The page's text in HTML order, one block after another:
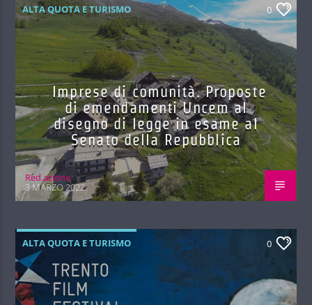
ALTA QUOTA E TURISMO 0
Imprese di comunità. Proposte
di emendamenti Uncem al
disegno di legge in esame al
Senato della Repubblica
Red.azione
3 MARZO 2022
ALTA QUOTA E TURISMO 0